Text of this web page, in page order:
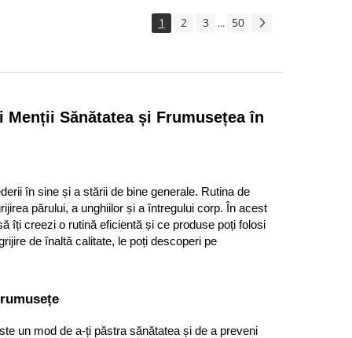
1 2 3 ... 50
Sănătatea și Frumusețea în
în sine și a stării de bine generale. Rutina de
părului, a unghiilor și a întregului corp. În acest
îți creezi o rutină eficientă și ce produse poți folosi
de înaltă calitate, le poți descoperi pe
un mod de a-ți păstra sănătatea și de a preveni